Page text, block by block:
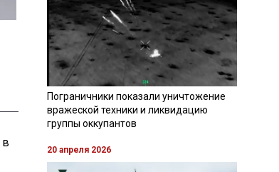
в
Пограничники показали уничтожение
вражеской техники и ликвидацию
группы оккупантов
20 апреля 2026